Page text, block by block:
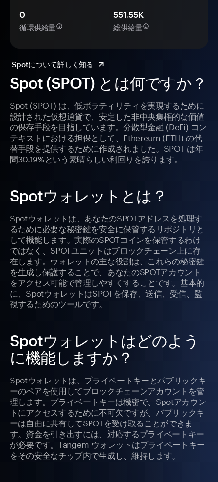
Spot (SPOT) とは何ですか？
Spot (SPOT) は、低ボラティリティを実現するために
設計された仮想通貨で、安定した非中央集権的な価値
の保存手段を目指しています。分散型金融 (DeFi) コン
テキストにおける担保として、Ethereum (ETH) の代
替手段を提供するために作成されました。SPOT は年
間30.19%という素晴らしい利回りを誇ります。
Spotウォレットとは？
Spotウォレットは、あなたのSPOTアドレスを処理す
るために必要な秘密鍵を安全に保管するリポジトリと
して機能します。実際のSPOTコインを保管するわけ
ではなく、SPOTユニットはブロックチェーン上に存
在します。ウォレットの主な役割は、これらの秘密鍵
を生成し保護することで、あなたのSPOTアカウント
をアクセス可能で管理しやすくすることです。基本的
に、SpotウォレットはSPOTを保存、送信、受信、監
視するためのツールです。
Spotウォレットはどのよう
に機能しますか？
Spotウォレットは、プライベートキーとパブリックキ
ーのペアを使用してブロックチェーンアカウントを管
理します。プライベートキーは機密で、Spotアカウン
トにアクセスするために不可欠ですが、パブリックキ
ーは自由に共有してSPOTを受け取ることができま
す。資金を引き出すには、対応するプライベートキー
が必要です。Tangem ウォレットはプライベートキー
をその安全なチップ内で生成し、維持します。
0
循環供給量
551.55K
総供給量
Spotについて詳しく知る